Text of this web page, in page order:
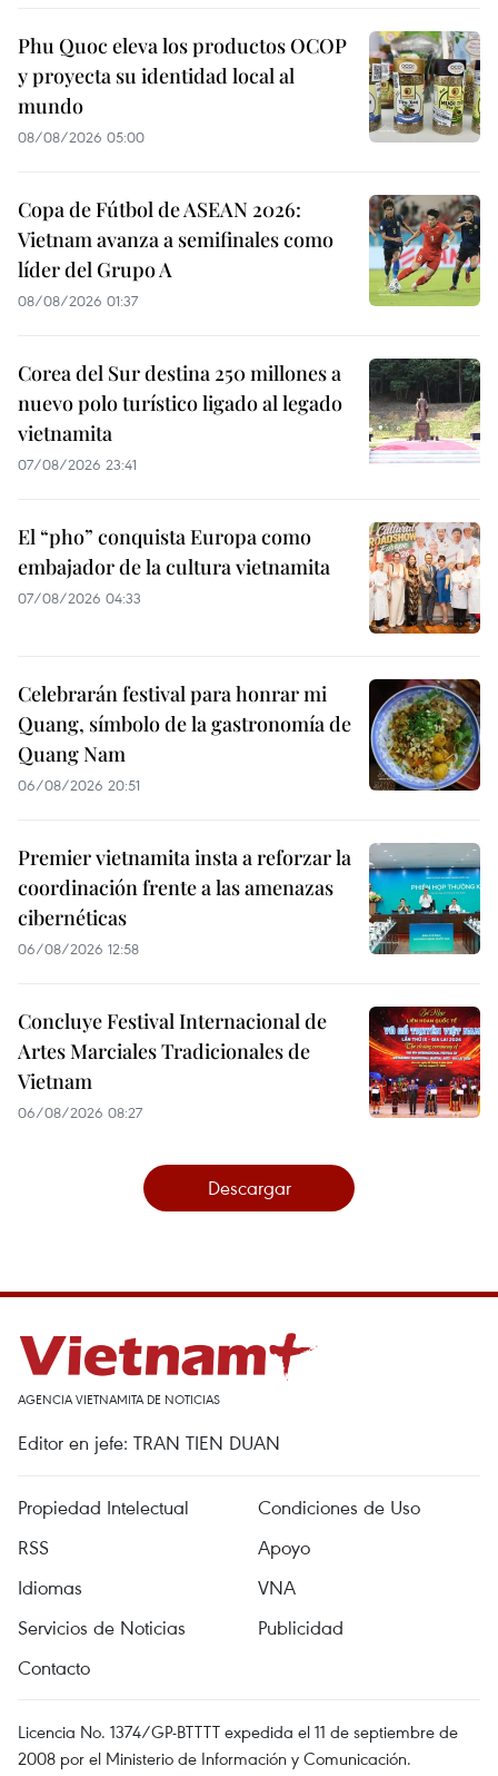
Phu Quoc eleva los productos OCOP
y proyecta su identidad local al
mundo
08/08/2026 05:00
Copa de Fútbol de ASEAN 2026:
Vietnam avanza a semifinales como
líder del Grupo A
08/08/2026 01:37
Corea del Sur destina 250 millones a
nuevo polo turístico ligado al legado
vietnamita
07/08/2026 23:41
El “pho” conquista Europa como
embajador de la cultura vietnamita
07/08/2026 04:33
Celebrarán festival para honrar mi
Quang, símbolo de la gastronomía de
Quang Nam
06/08/2026 20:51
Premier vietnamita insta a reforzar la
coordinación frente a las amenazas
cibernéticas
06/08/2026 12:58
Concluye Festival Internacional de
Artes Marciales Tradicionales de
Vietnam
06/08/2026 08:27
Descargar
AGENCIA VIETNAMITA DE NOTICIAS
Editor en jefe: TRAN TIEN DUAN
Propiedad Intelectual
Condiciones de Uso
RSS
Apoyo
Idiomas
VNA
Servicios de Noticias
Publicidad
Contacto
Licencia No. 1374/GP-BTTTT expedida el 11 de septiembre de
2008 por el Ministerio de Información y Comunicación.